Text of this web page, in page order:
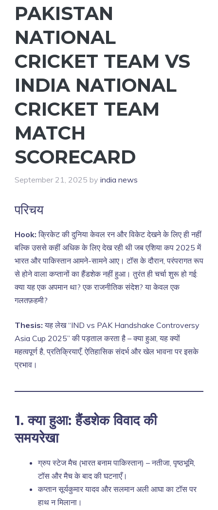
PAKISTAN
NATIONAL
CRICKET TEAM VS
INDIA NATIONAL
CRICKET TEAM
MATCH
SCORECARD
September 21, 2025 by india news
परिचय
Hook: क्रिकेट की दुनिया केवल रन और विकेट देखने के लिए ही नहीं
बल्कि उससे कहीं अधिक के लिए देख रही थी जब एशिया कप 2025 में
भारत और पाकिस्तान आमने-सामने आए। टॉस के दौरान, परंपरागत रूप
से होने वाला कप्तानों का हैंडशेक नहीं हुआ। तुरंत ही चर्चा शुरू हो गई:
क्या यह एक अपमान था? एक राजनीतिक संदेश? या केवल एक
गलतफ़हमी?
Thesis: यह लेख “IND vs PAK Handshake Controversy
Asia Cup 2025” की पड़ताल करता है – क्या हुआ, यह क्यों
महत्वपूर्ण है, प्रतिक्रियाएँ, ऐतिहासिक संदर्भ और खेल भावना पर इसके
प्रभाव।
1. क्या हुआ: हैंडशेक विवाद की
समयरेखा
ग्रुप स्टेज मैच (भारत बनाम पाकिस्तान) – नतीजा, पृष्ठभूमि,
टॉस और मैच के बाद की घटनाएँ।
कप्तान सूर्यकुमार यादव और सलमान अली आघा का टॉस पर
हाथ न मिलाना।